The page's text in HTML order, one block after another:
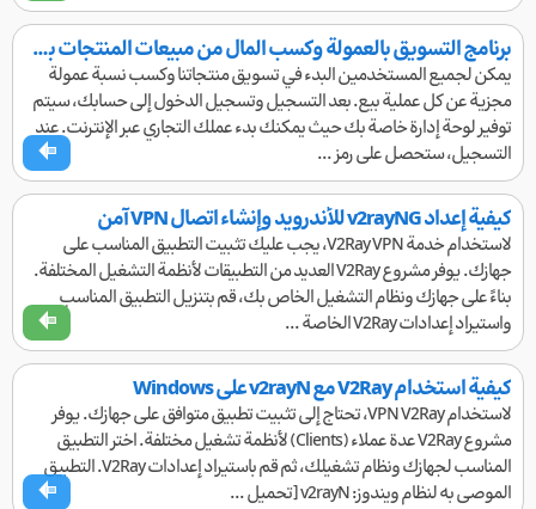
برنامج التسويق بالعمولة وكسب المال من مبيعات المنتجات بسهولة
يمكن لجميع المستخدمين البدء في تسويق منتجاتنا وكسب نسبة عمولة
مجزية عن كل عملية بيع. بعد التسجيل وتسجيل الدخول إلى حسابك، سيتم
توفير لوحة إدارة خاصة بك حيث يمكنك بدء عملك التجاري عبر الإنترنت. عند
التسجيل، ستحصل على رمز ...
كيفية إعداد v2rayNG للأندرويد وإنشاء اتصال VPN آمن
لاستخدام خدمة V2Ray VPN، يجب عليك تثبيت التطبيق المناسب على
جهازك. يوفر مشروع V2Ray العديد من التطبيقات لأنظمة التشغيل المختلفة.
بناءً على جهازك ونظام التشغيل الخاص بك، قم بتنزيل التطبيق المناسب
واستيراد إعدادات V2Ray الخاصة ...
كيفية استخدام V2Ray مع v2rayN على Windows
لاستخدام VPN V2Ray، تحتاج إلى تثبيت تطبيق متوافق على جهازك. يوفر
مشروع V2Ray عدة عملاء (Clients) لأنظمة تشغيل مختلفة. اختر التطبيق
المناسب لجهازك ونظام تشغيلك، ثم قم باستيراد إعدادات V2Ray. التطبيق
الموصى به لنظام ويندوز: v2rayN [تحميل ...